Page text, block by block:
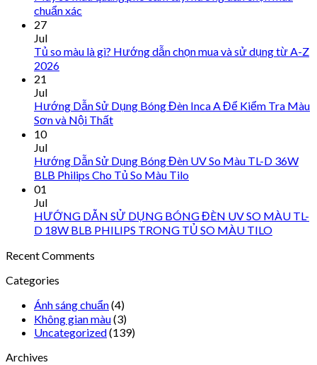
chuẩn xác
27
Jul
Tủ so màu là gì? Hướng dẫn chọn mua và sử dụng từ A-Z
2026
21
Jul
Hướng Dẫn Sử Dụng Bóng Đèn Inca A Để Kiểm Tra Màu
Sơn và Nội Thất
10
Jul
Hướng Dẫn Sử Dụng Bóng Đèn UV So Màu TL-D 36W
BLB Philips Cho Tủ So Màu Tilo
01
Jul
HƯỚNG DẪN SỬ DỤNG BÓNG ĐÈN UV SO MÀU TL-
D 18W BLB PHILIPS TRONG TỦ SO MÀU TILO
Recent Comments
Categories
Ánh sáng chuẩn(4)
Không gian màu(3)
Uncategorized(139)
Archives